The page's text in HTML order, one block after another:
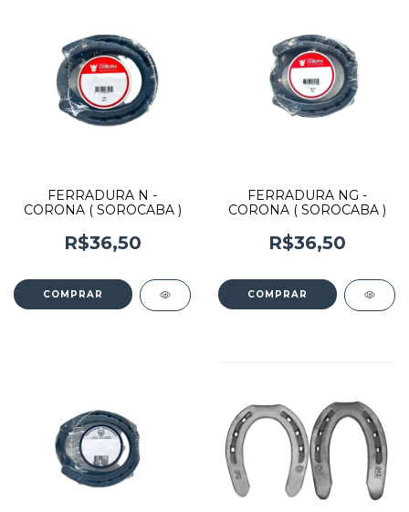
FERRADURA N -
CORONA ( SOROCABA )
R$36,50
COMPRAR
FERRADURA NG -
CORONA ( SOROCABA )
R$36,50
COMPRAR